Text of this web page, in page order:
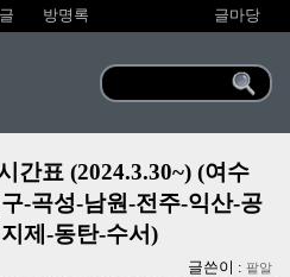
방명록 글마당
간표 (2024.3.30~) (여수
-곡성-남원-전주-익산-공
제-동탄-수서)
글쓴이 : 팥알